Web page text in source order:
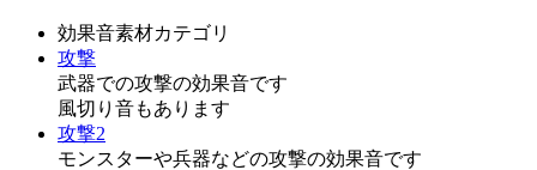
効果音素材カテゴリ
攻撃
武器での攻撃の効果音です
風切り音もあります
攻撃2
モンスターや兵器などの攻撃の効果音です